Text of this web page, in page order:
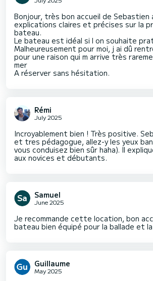
Bonjour, très bon accueil de Sebastien
explications claires et précises sur la
bateau.
Le bateau est idéal si l on souhaite
Malheureusement pour moi, j ai dû
pour une raison qui m arrive très
mer
A réserver sans hésitation.
Rémi
July 2025
Incroyablement bien ! Très positive.
et tres pédagogue, allez-y les yeux
vous conduisez bien sûr haha). Il
aux novices et débutants.
Samuel
June 2025
Je recommande cette location, bon
bateau bien équipé pour la ballade et
Guillaume
May 2025